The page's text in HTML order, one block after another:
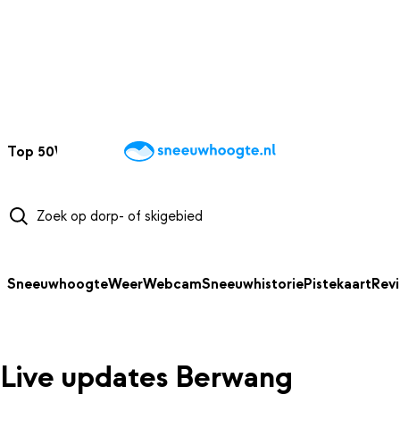
Top 50Webcams WintersportweerKaarten
SneeuwhoogteWeerWebcamSneeuwhistoriePistekaart
Live updates Berwang